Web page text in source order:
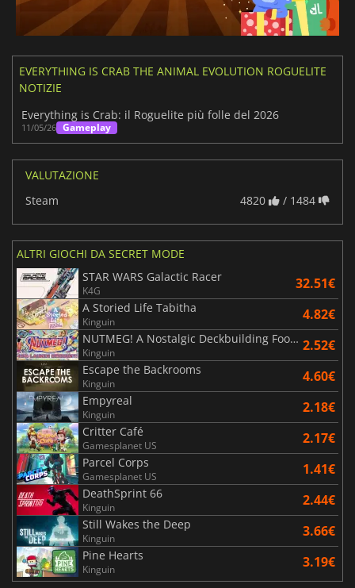
EVERYTHING IS CRAB THE ANIMAL EVOLUTION ROGUELITE
NOTIZIE
Everything is Crab: il Roguelite più folle del 2026
11/05/26 Gameplay
VALUTAZIONE
Steam
4820 / 1484
ALTRI GIOCHI DA SECRET MODE
STAR WARS Galactic Racer
K4G 32.51€
A Storied Life Tabitha
Kinguin 4.82€
NUTMEG! A Nostalgic Deckbuilding Football Manager
Kinguin 2.52€
Escape the Backrooms
Kinguin 4.60€
Empyreal
Kinguin 2.18€
Critter Café
Gamesplanet US 2.17€
Parcel Corps
Gamesplanet US 1.41€
DeathSprint 66
Kinguin 2.44€
Still Wakes the Deep
Kinguin 3.66€
Pine Hearts
Kinguin 3.19€